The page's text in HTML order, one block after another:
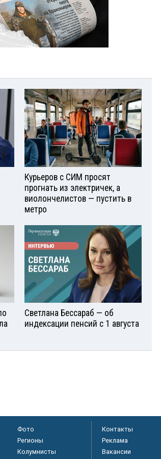
Курьеров с СИМ просят
прогнать из электричек, а
виолончелистов — пустить в
метро
Светлана Бессараб — об
индексации пенсий с 1 августа
Фото
Регионы
Колумнисты
Контакты
Реклама
Вакансии